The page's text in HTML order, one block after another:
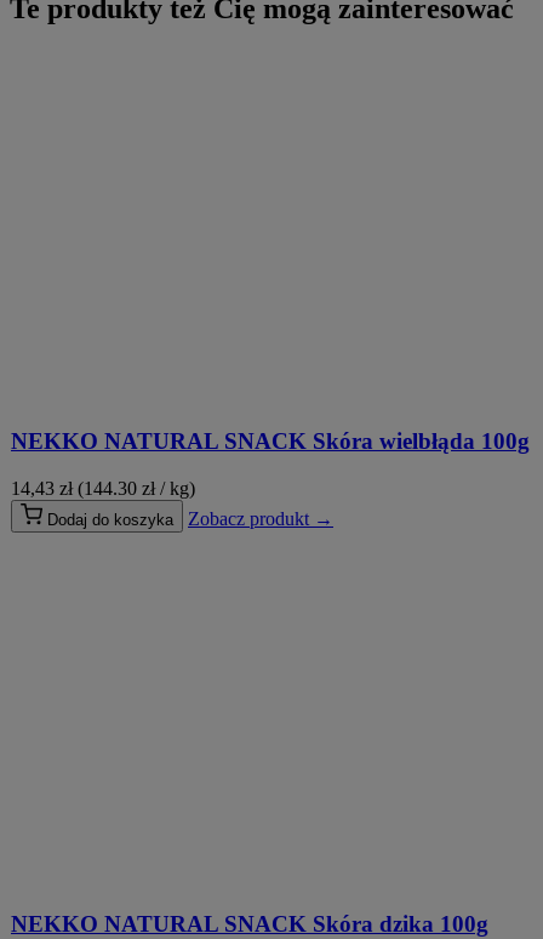
Te produkty też Cię mogą zainteresować
NEKKO NATURAL SNACK Skóra wielbłąda 100g
14,43 zł (144.30 zł / kg)
Dodaj do koszyka Zobacz produkt →
NEKKO NATURAL SNACK Skóra dzika 100g